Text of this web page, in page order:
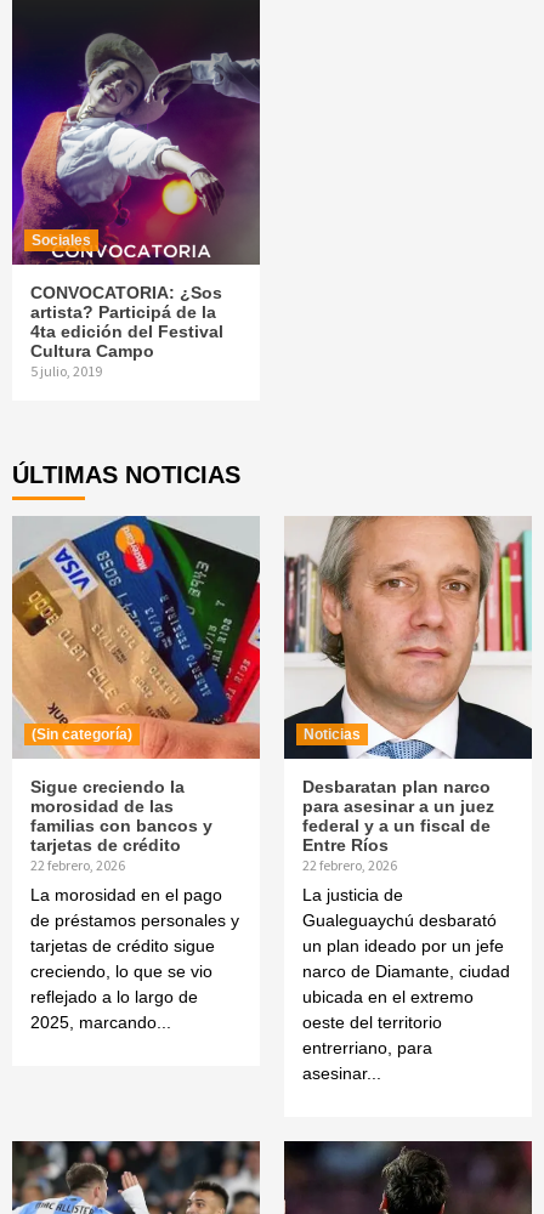
Sociales
CONVOCATORIA: ¿Sos
artista? Participá de la
4ta edición del Festival
Cultura Campo
5 julio, 2019
ÚLTIMAS NOTICIAS
(Sin categoría)
Sigue creciendo la
morosidad de las
familias con bancos y
tarjetas de crédito
22 febrero, 2026
La morosidad en el pago
de préstamos personales y
tarjetas de crédito sigue
creciendo, lo que se vio
reflejado a lo largo de
2025, marcando...
Noticias
Desbaratan plan narco
para asesinar a un juez
federal y a un fiscal de
Entre Ríos
22 febrero, 2026
La justicia de
Gualeguaychú desbarató
un plan ideado por un jefe
narco de Diamante, ciudad
ubicada en el extremo
oeste del territorio
entrerriano, para
asesinar...